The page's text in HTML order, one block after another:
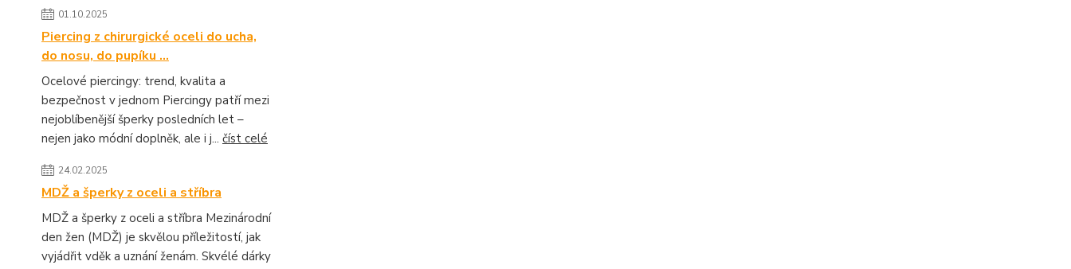
01.10.2025
Piercing z chirurgické oceli do ucha,
do nosu, do pupíku ...
Ocelové piercingy: trend, kvalita a
bezpečnost v jednom Piercingy patří mezi
nejoblíbenější šperky posledních let –
nejen jako módní doplněk, ale i j... číst celé
24.02.2025
MDŽ a šperky z oceli a stříbra
MDŽ a šperky z oceli a stříbra Mezinárodní
den žen (MDŽ) je skvělou příležitostí, jak
vyjádřit vděk a uznání ženám. Skvélé dárky